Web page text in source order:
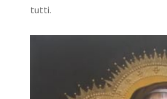
tutti.